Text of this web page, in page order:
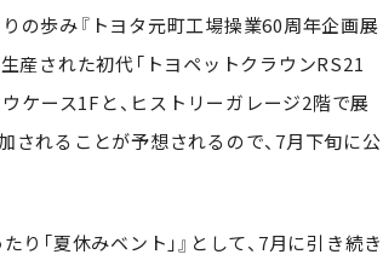
の歩み『トヨタ元町工場操業60周年企画展
産された初代「トヨペットクラウンRS21
ウケース1Fと、ヒストリーガレージ2階で展
されることが予想されるので、7月下旬に公
「夏休みベント」』として、7月に引き続き